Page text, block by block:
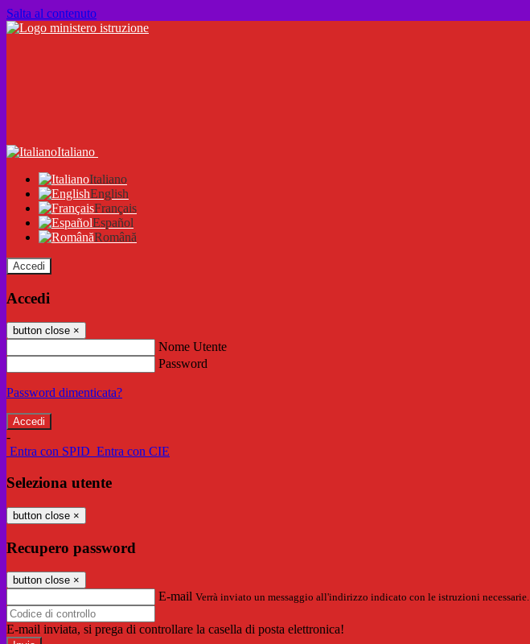
Salta al contenuto
Italiano
Italiano
English
Français
Español
Română
Accedi
Accedi
button close ×
Nome Utente
Password
Password dimenticata?
-
Entra con SPID Entra con CIE
Seleziona utente
button close ×
Recupero password
button close ×
E-mail Verrà inviato un messaggio all'indirizzo indicato con le istruzioni necessarie.
E-mail inviata, si prega di controllare la casella di posta elettronica!